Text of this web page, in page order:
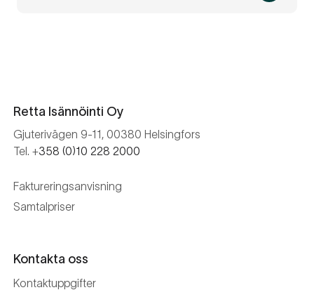
Retta Isännöinti Oy
Gjuterivägen 9-11, 00380 Helsingfors
Tel. +358 (0)10 228 2000
Faktureringsanvisning
Samtalpriser
Kontakta oss
Kontaktuppgifter